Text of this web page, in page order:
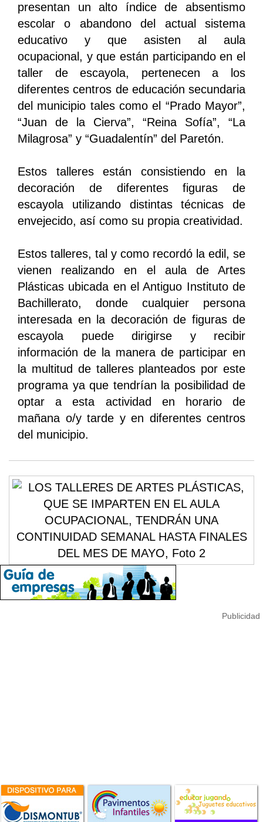
presentan un alto índice de absentismo
escolar o abandono del actual sistema
educativo y que asisten al aula
ocupacional, y que están participando en el
taller de escayola, pertenecen a los
diferentes centros de educación secundaria
del municipio tales como el “Prado Mayor”,
“Juan de la Cierva”, “Reina Sofía”, “La
Milagrosa” y “Guadalentín” del Paretón.
Estos talleres están consistiendo en la
decoración de diferentes figuras de
escayola utilizando distintas técnicas de
envejecido, así como su propia creatividad.
Estos talleres, tal y como recordó la edil, se
vienen realizando en el aula de Artes
Plásticas ubicada en el Antiguo Instituto de
Bachillerato, donde cualquier persona
interesada en la decoración de figuras de
escayola puede dirigirse y recibir
información de la manera de participar en
la multitud de talleres planteados por este
programa ya que tendrían la posibilidad de
optar a esta actividad en horario de
mañana o/y tarde y en diferentes centros
del municipio.